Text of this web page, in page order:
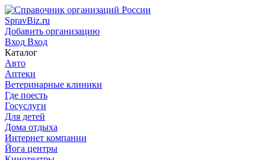
SpravBiz.ru
Добавить организацию
Вход Вход
Каталог
Авто
Аптеки
Ветеринарные клиники
Где поесть
Госуслуги
Для детей
Дома отдыха
Интернет компании
Йога центры